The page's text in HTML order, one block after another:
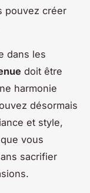
pouvez créer
dans les
doit être
harmonie
désormais
et style,
que vous
sacrifier